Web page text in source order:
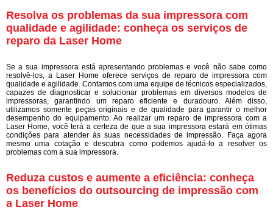
Resolva os problemas da sua impressora com
qualidade e agilidade: conheça os serviços de
reparo da Laser Home
Se a sua impressora está apresentando problemas e você não sabe como
resolvê-los, a Laser Home oferece serviços de reparo de impressora com
qualidade e agilidade. Contamos com uma equipe de técnicos especializados,
capazes de diagnosticar e solucionar problemas em diversos modelos de
impressoras, garantindo um reparo eficiente e duradouro. Além disso,
utilizamos somente peças originais e de qualidade para garantir o melhor
desempenho do equipamento. Ao realizar um reparo de impressora com a
Laser Home, você terá a certeza de que a sua impressora estará em ótimas
condições para atender às suas necessidades de impressão. Faça agora
mesmo uma cotação e descubra como podemos ajudá-lo a resolver os
problemas com a sua impressora.
Reduza custos e aumente a eficiência: conheça
os benefícios do outsourcing de impressão com
a Laser Home